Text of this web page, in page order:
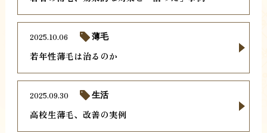
若年性薄毛は治るのか
2025.10.06 薄毛
高校生薄毛、改善の実例
2025.09.30 生活